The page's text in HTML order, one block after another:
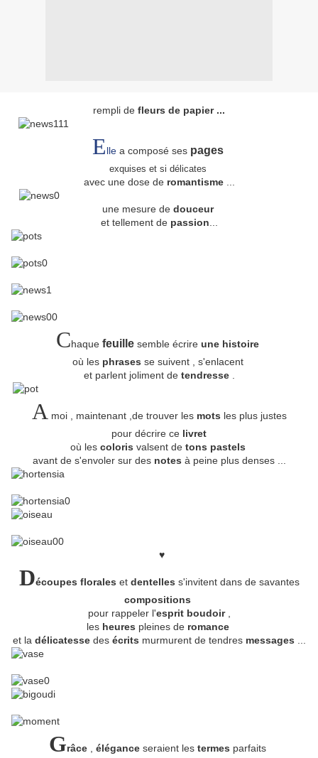
rempli de fleurs de papier ...
Ellea composé ses pages
exquises et si délicates
avec une dose de romantisme...
une mesure de douceur
et tellement de passion
Chaque feuille semble écrire une histoire
où les phrases se suivent , s'enlacent
et parlent joliment de tendresse.
A moi , maintenant ,de trouver les mots les plus justes
pour décrire ce livret
où lescoloris valsent detons pastels
avant de s'envoler sur desnotes à peine plus denses ...
♥
Découpes florales et dentelles s'invitent dans de savantes
compositions
pour rappeler l'esprit boudoir,
les heures pleines de romance
et la délicatessedes écrits murmurent de tendresmessages
Grâce élégance seraient les termes parfaits